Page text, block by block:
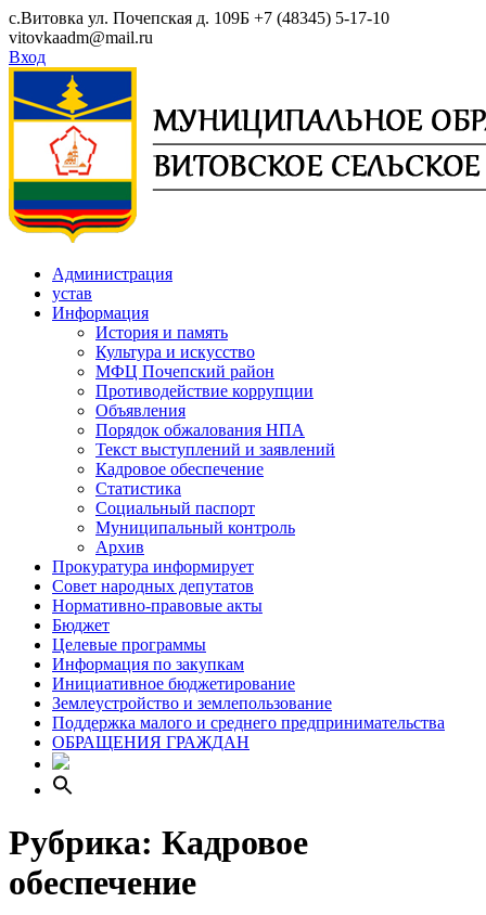
Skip
to
content
с.Витовка ул. Почепская д. 109Б +7 (48345) 5-17-10
vitovkaadm@mail.ru
Вход
Администрация
устав
Информация
История и память
Культура и искусство
МФЦ Почепский район
Противодействие коррупции
Объявления
Порядок обжалования НПА
Текст выступлений и заявлений
Кадровое обеспечение
Статистика
Социальный паспорт
Муниципальный контроль
Архив
Прокуратура информирует
Совет народных депутатов
Нормативно-правовые акты
Бюджет
Целевые программы
Информация по закупкам
Инициативное бюджетирование
Землеустройство и землепользование
Поддержка малого и среднего предпринимательства
ОБРАЩЕНИЯ ГРАЖДАН
Рубрика: Кадровое
обеспечение